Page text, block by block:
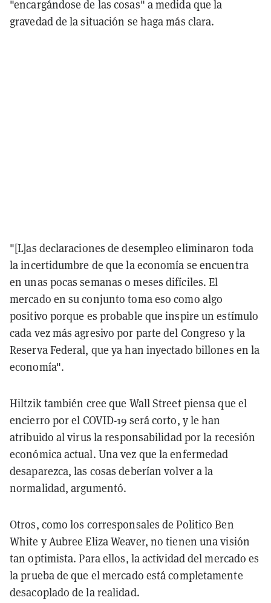
"encargándose de las cosas" a medida que la
gravedad de la situación se haga más clara.
"[L]as declaraciones de desempleo eliminaron toda
la incertidumbre de que la economía se encuentra
en unas pocas semanas o meses difíciles. El
mercado en su conjunto toma eso como algo
positivo porque es probable que inspire un estímulo
cada vez más agresivo por parte del Congreso y la
Reserva Federal, que ya han inyectado billones en la
economía".
Hiltzik también cree que Wall Street piensa que el
encierro por el COVID-19 será corto, y le han
atribuido al virus la responsabilidad por la recesión
económica actual. Una vez que la enfermedad
desaparezca, las cosas deberían volver a la
normalidad, argumentó.
Otros, como los corresponsales de Politico Ben
White y Aubree Eliza Weaver, no tienen una visión
tan optimista. Para ellos, la actividad del mercado es
la prueba de que el mercado está completamente
desacoplado de la realidad.